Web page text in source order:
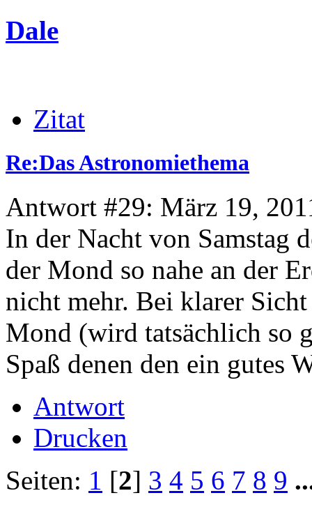
Dale
Zitat
Re:Das Astronomiethema
Antwort #29: März 19,
In der Nacht von Samstag
der Mond so nahe an der
nicht mehr. Bei klarer
Mond (wird tatsächlich so
Spaß denen den ein gutes
Antwort
Drucken
Seiten: 1 [2] 3 4 5 6 7 8 9